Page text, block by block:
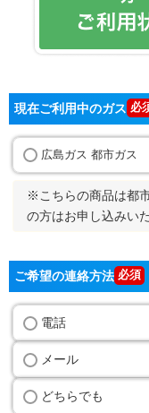
現在ご利用中のガス
広島ガス 都市ガス
※こちらの商品は都
の方はお申し込みい
ご希望の連絡方法
電話
メール
どちらでも